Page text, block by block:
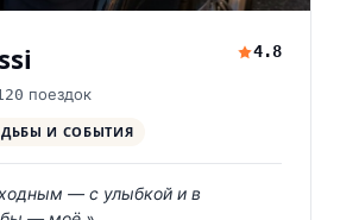
поездок
4.8
И СОБЫТИЯ
— с улыбкой и в